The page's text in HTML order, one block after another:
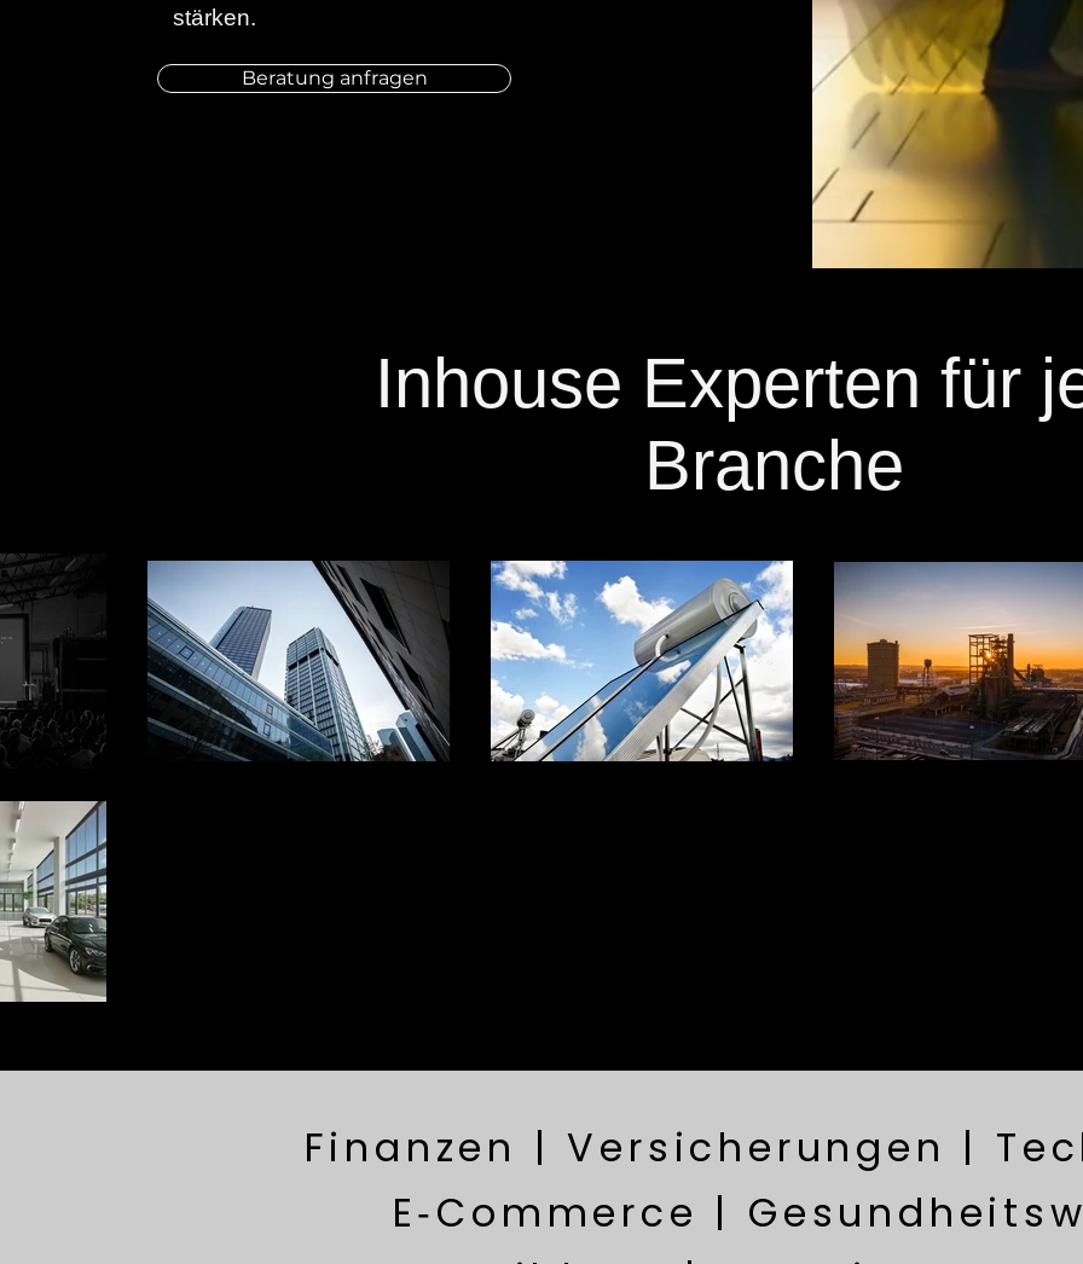
stärken.
Beratung anfragen
Inhouse Experten für
Branche
Finanzen | Versicherungen |
E‑Commerce |